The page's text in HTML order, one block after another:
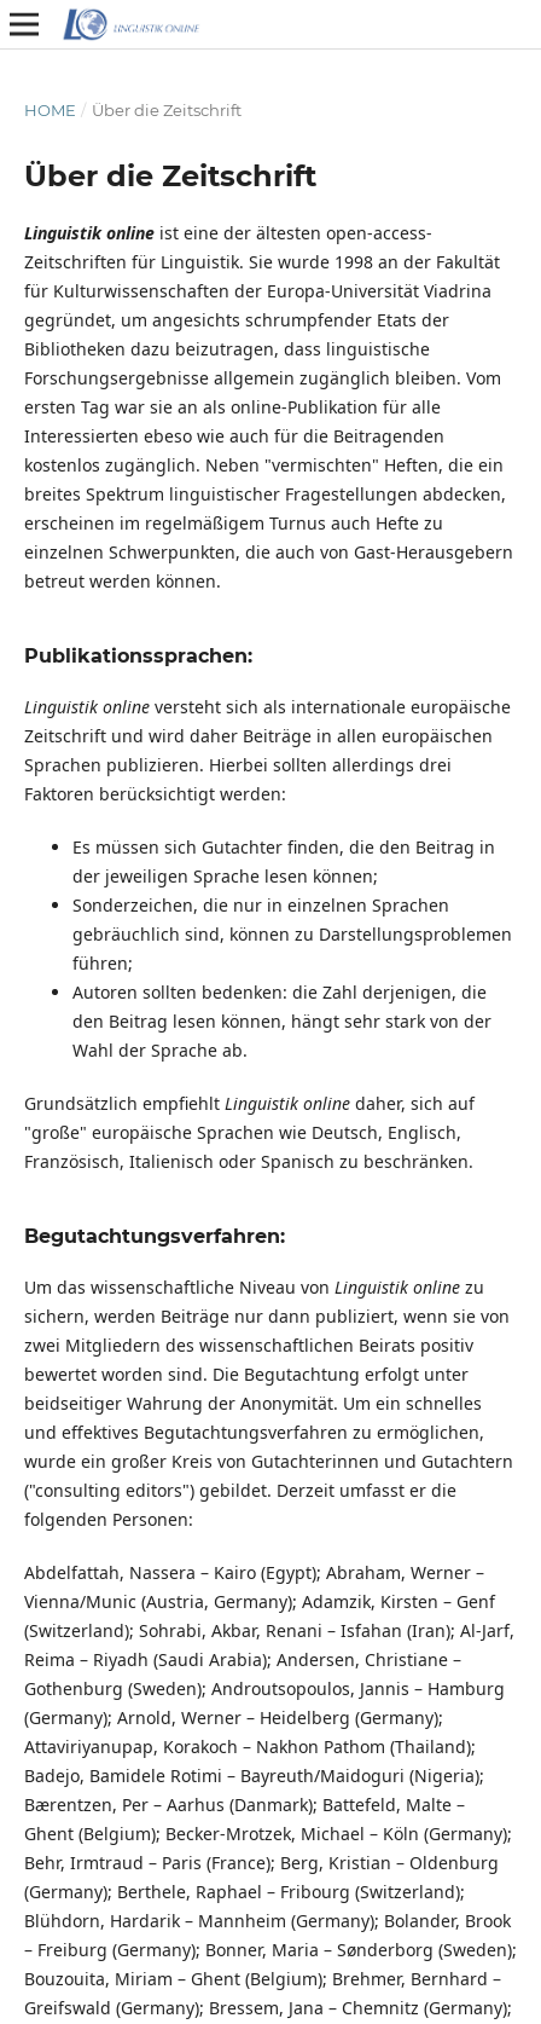
HOME / Über die Zeitschrift
Über die Zeitschrift
Linguistik onlineist eine der ältesten open-access-
Zeitschriften für Linguistik. Sie wurde 1998 an der Fakultät
für Kulturwissenschaften der Europa-Universität Viadrina
gegründet, um angesichts schrumpfender Etats der
Bibliotheken dazu beizutragen, dass linguistische
Forschungsergebnisse allgemein zugänglich bleiben. Vom
ersten Tag war sie an als online-Publikation für alle
Interessierten ebeso wie auch für die Beitragenden
kostenlos zugänglich. Neben "vermischten" Heften, die ein
breites Spektrum linguistischer Fragestellungen abdecken,
erscheinen im regelmäßigem Turnus auch Hefte zu
einzelnen Schwerpunkten, die auch von Gast-Herausgebern
betreut werden können.
Publikationssprachen:
Linguistik onlineversteht sich als internationale europäische
Zeitschrift und wird daher Beiträge in allen europäischen
Sprachen publizieren. Hierbei sollten allerdings drei
Faktoren berücksichtigt werden:
Es müssen sich Gutachter finden, die den Beitrag in
der jeweiligen Sprache lesen können;
Sonderzeichen, die nur in einzelnen Sprachen
gebräuchlich sind, können zu Darstellungsproblemen
führen;
Autoren sollten bedenken: die Zahl derjenigen, die
den Beitrag lesen können, hängt sehr stark von der
Wahl der Sprache ab.
Grundsätzlich empfiehlt Linguistik onlinedaher, sich auf
"große" europäische Sprachen wie Deutsch, Englisch,
Französisch, Italienisch oder Spanisch zu beschränken.
Begutachtungsverfahren:
Um das wissenschaftliche Niveau von Linguistik onlinezu
sichern, werden Beiträge nur dann publiziert, wenn sie von
zwei Mitgliedern des wissenschaftlichen Beirats positiv
bewertet worden sind. Die Begutachtung erfolgt unter
beidseitiger Wahrung der Anonymität. Um ein schnelles
und effektives Begutachtungsverfahren zu ermöglichen,
wurde ein großer Kreis von Gutachterinnen und Gutachtern
("consulting editors") gebildet. Derzeit umfasst er die
folgenden Personen:
Abdelfattah, Nassera – Kairo (Egypt); Abraham, Werner –
Vienna/Munic (Austria, Germany); Adamzik, Kirsten – Genf
(Switzerland); Sohrabi, Akbar, Renani – Isfahan (Iran); Al-Jarf,
Reima – Riyadh (Saudi Arabia); Andersen, Christiane –
Gothenburg (Sweden); Androutsopoulos, Jannis – Hamburg
(Germany); Arnold, Werner – Heidelberg (Germany);
Attaviriyanupap, Korakoch – Nakhon Pathom (Thailand);
Badejo, Bamidele Rotimi – Bayreuth/Maidoguri (Nigeria);
Bærentzen, Per – Aarhus (Danmark); Battefeld, Malte –
Ghent (Belgium); Becker-Mrotzek, Michael – Köln (Germany);
Behr, Irmtraud – Paris (France); Berg, Kristian – Oldenburg
(Germany); Berthele, Raphael – Fribourg (Switzerland);
Blühdorn, Hardarik – Mannheim (Germany); Bolander, Brook
– Freiburg (Germany); Bonner, Maria – Sønderborg (Sweden);
Bouzouita, Miriam – Ghent (Belgium); Brehmer, Bernhard –
Greifswald (Germany); Bressem, Jana – Chemnitz (Germany);